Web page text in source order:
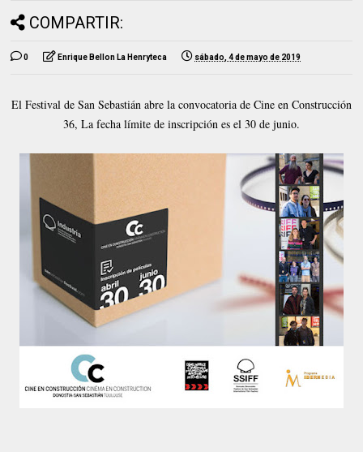
COMPARTIR:
0 Enrique Bellon La Henryteca sábado, 4 de mayo de 2019
El Festival de San Sebastián abre la convocatoria de Cine en Construcción
36, La fecha límite de inscripción es el 30 de junio.